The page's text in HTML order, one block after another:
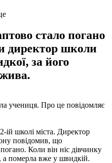
стало погано
директор школи
за його
учениця. Про це повідомляє
ій школі міста. Директор
повідомив, що
Коли він ніс дівчинку
а померла вже у швидкій.